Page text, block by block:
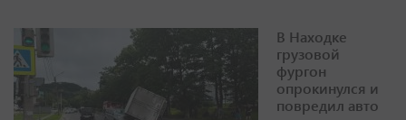
В Находке
грузовой
фургон
опрокинулся и
повредил авто